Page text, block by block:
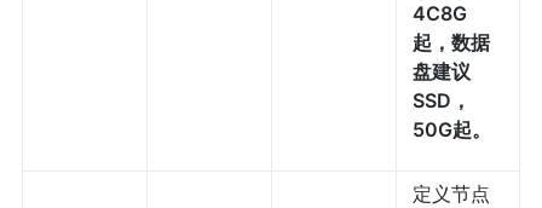
4C8G
起，数据
盘建议
SSD，
50G起。
定义节点